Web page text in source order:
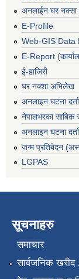
अनलाईन घर नक्सा
E-Profile
Web-GIS Data
E-Report
ई-हाजिरी
घर नक्शा अभिलेख
अनलाइन घटना
नेपालभरका साबिक
अनलाइन घटना
जन्म प्रतिबेदन
LGPAS
सूचनाहरु
समाचार
सार्वजनिक